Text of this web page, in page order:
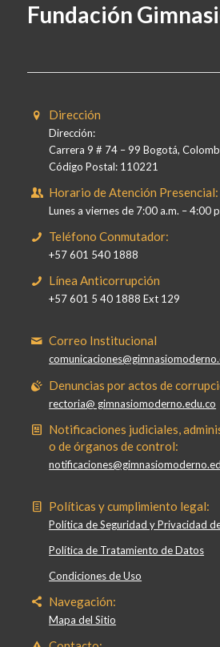
Fundación
Dirección
Dirección:
Carrera 9 # 74 – 99 Bogotá,
Código Postal: 110221
Horario de Atención Presencial:
Lunes a viernes de 7:00 a.m. – 4:00
Teléfono Conmutador:
+57 601 540 1888
Línea Anticorrupción
+57 601 5 40 1888 Ext 129
Correo Institucional
Denuncias por actos de
rectoria@ gimnasiomoderno.edu.co
Notificaciones judiciales,
o de órganos de control:
Políticas y cumplimiento legal:
Política de Seguridad y Privacidad
Política de Tratamiento de Datos
Condiciones de Uso
Navegación:
Mapa del Sitio